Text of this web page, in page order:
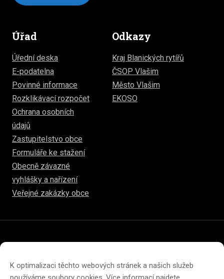
K optimalizaci těchto webových stránek a našich služeb
Úřad
Úřední deska
E-podatelna
Povinné informace
Rozklikávací rozpočet
Ochrana osobních
údajů
Zastupitelstvo obce
Formuláře ke stažení
Obecně závazné
vyhlášky a nařízení
Veřejné zakázky obce
Odkazy
Kraj Blanických rytířů
ČSOP Vlašim
Město Vlašim
EKOSO
Prohlášení o přístupnosti
Prohlášení o ochraně soukromí
Zásady cookies (EU)